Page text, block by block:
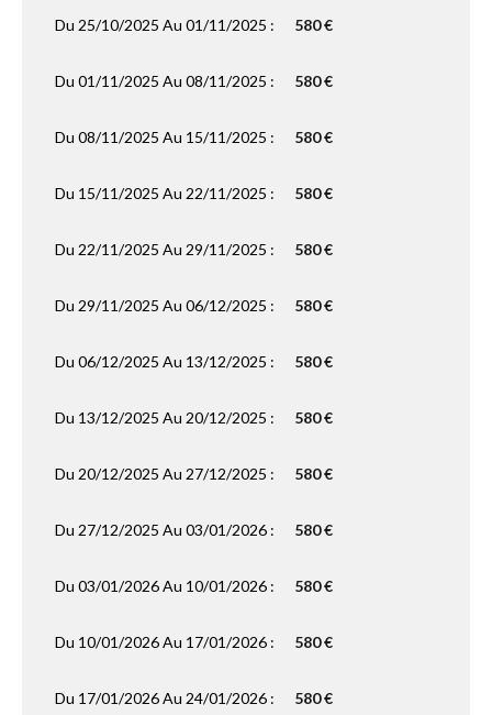
Du 25/10/2025 Au 01/11/2025 : 580 €
Du 01/11/2025 Au 08/11/2025 : 580 €
Du 08/11/2025 Au 15/11/2025 : 580 €
Du 15/11/2025 Au 22/11/2025 : 580 €
Du 22/11/2025 Au 29/11/2025 : 580 €
Du 29/11/2025 Au 06/12/2025 : 580 €
Du 06/12/2025 Au 13/12/2025 : 580 €
Du 13/12/2025 Au 20/12/2025 : 580 €
Du 20/12/2025 Au 27/12/2025 : 580 €
Du 27/12/2025 Au 03/01/2026 : 580 €
Du 03/01/2026 Au 10/01/2026 : 580 €
Du 10/01/2026 Au 17/01/2026 : 580 €
Du 17/01/2026 Au 24/01/2026 : 580 €